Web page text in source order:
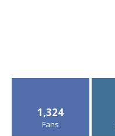
1,324
Fans